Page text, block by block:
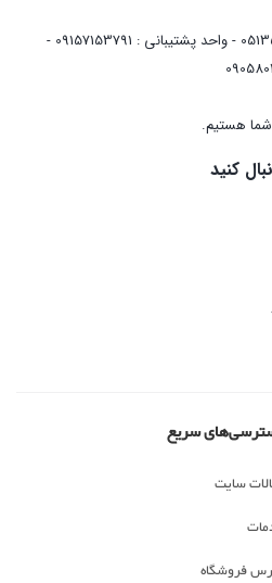
واحد پشتیبانی مشتریان : 05135092741 - واحد پشتیبانی : 09157153791 -
کنید
سریع
سایت
فروشگاه